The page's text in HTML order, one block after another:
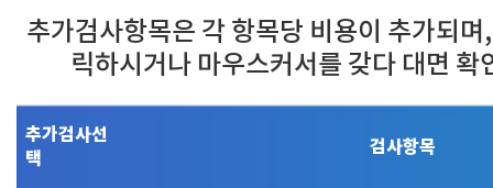
추가검사항목은 각 항목당 비용이 추가되
릭하시거나 마우스커서를 갖다 대면 확
추가검사선
택
검사항목